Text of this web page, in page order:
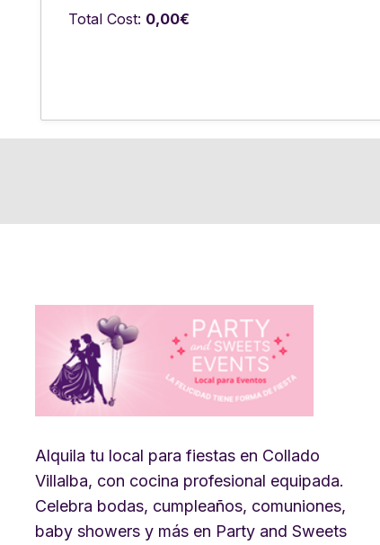
Total Cost: 0,00€
Alquila tu local para fiestas en Collado
Villalba, con cocina profesional equipada.
Celebra bodas, cumpleaños, comuniones,
baby showers y más en Party and Sweets